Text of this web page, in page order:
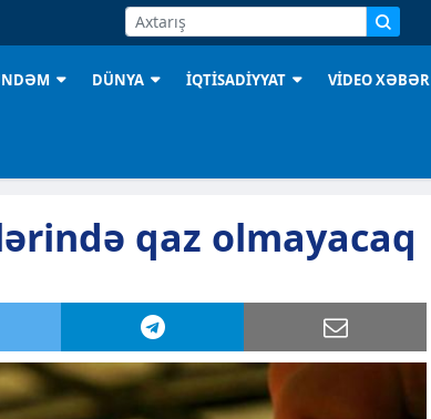
DÜNYA İQTİSADİYYAT VİDEO XƏBƏR
qaz olmayacaq